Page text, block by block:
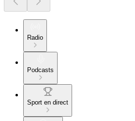
Radio
Podcasts
Sport en direct